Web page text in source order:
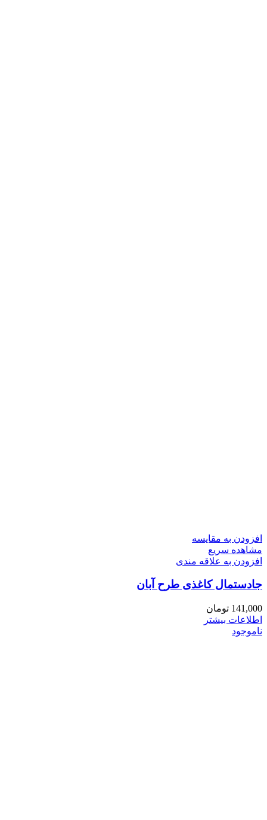
افزودن به مقایسه
مشاهده سریع
افزودن به علاقه مندی
جادستمال کاغذی طرح آبان
141,000 تومان
اطلاعات بیشتر
ناموجود